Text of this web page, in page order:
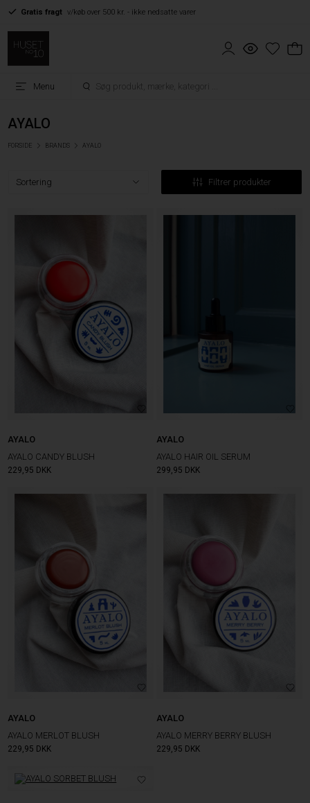
Gratis fragt v/køb over 500 kr. - ikke nedsatte varer
Menu
AYALO
FORSIDE BRANDS AYALO
Filtrer produkter
AYALO
AYALO CANDY BLUSH
229,95 DKK
AYALO
AYALO HAIR OIL SERUM
299,95 DKK
AYALO
AYALO MERLOT BLUSH
229,95 DKK
AYALO
AYALO MERRY BERRY BLUSH
229,95 DKK